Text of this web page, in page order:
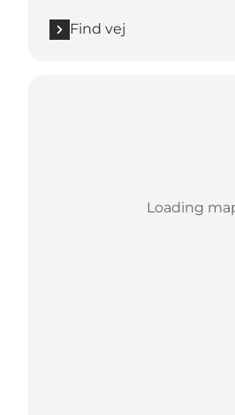
Find vej
Loading